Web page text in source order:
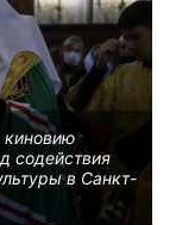
киновию
содействия
в Санкт-